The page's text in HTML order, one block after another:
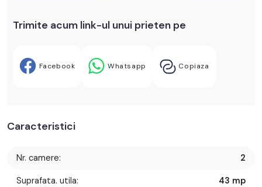
Trimite acum link-ul unui prieten pe
Facebook Whatsapp Copiaza
Caracteristici
Nr. camere: 2
Suprafata. utila: 43 mp